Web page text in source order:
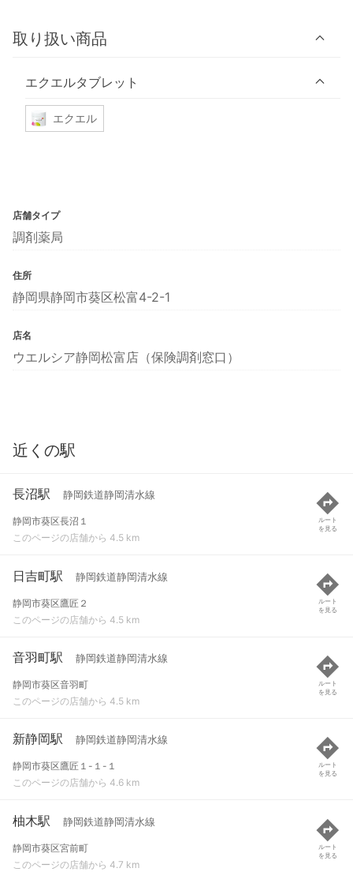
取り扱い商品
エクエルタブレット
エクエル
店舗タイプ
調剤薬局
住所
静岡県静岡市葵区松富4-2-1
店名
ウエルシア静岡松富店（保険調剤窓口）
近くの駅
長沼駅 静岡鉄道静岡清水線
静岡市葵区長沼１
このページの店舗から 4.5 km
ルート
を見る
日吉町駅 静岡鉄道静岡清水線
静岡市葵区鷹匠２
このページの店舗から 4.5 km
ルート
を見る
音羽町駅 静岡鉄道静岡清水線
静岡市葵区音羽町
このページの店舗から 4.5 km
ルート
を見る
新静岡駅 静岡鉄道静岡清水線
静岡市葵区鷹匠１-１-１
このページの店舗から 4.6 km
ルート
を見る
柚木駅 静岡鉄道静岡清水線
静岡市葵区宮前町
このページの店舗から 4.7 km
ルート
を見る